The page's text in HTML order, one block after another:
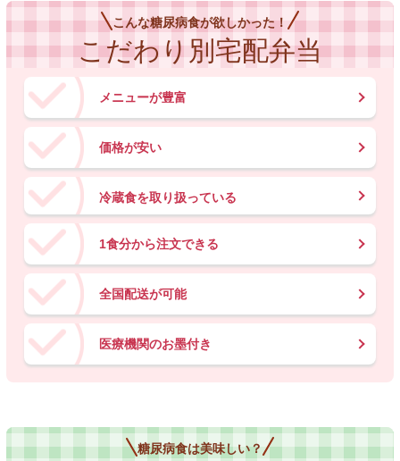
こんな糖尿病食が欲しかった！
こだわり別宅配弁当
メニューが豊富
価格が安い
冷蔵食を取り扱っている
1食分から注文できる
全国配送が可能
医療機関のお墨付き
糖尿病食は美味しい？